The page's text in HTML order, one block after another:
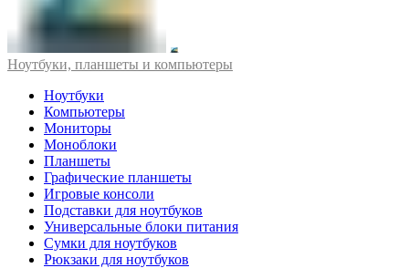
Ноутбуки, планшеты и компьютеры
Ноутбуки
Компьютеры
Мониторы
Моноблоки
Планшеты
Графические планшеты
Игровые консоли
Подставки для ноутбуков
Универсальные блоки питания
Сумки для ноутбуков
Рюкзаки для ноутбуков